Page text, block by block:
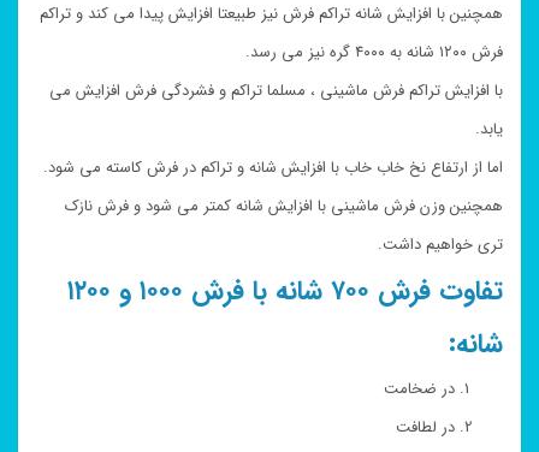
همچنین با افزایش شانه تراکم فرش نیز طبیعتا افزایش پیدا می کند و تراکم
فرش ۱۲۰۰ شانه به ۴۰۰۰ گره نیز می رسد.
با افزایش تراکم فرش ماشینی ، مسلما تراکم و فشردگی فرش افزایش می
یابد.
اما از ارتفاع نخ خاب خاب با افزایش شانه و تراکم در فرش کاسته می شود.
همچنین وزن فرش ماشینی با افزایش شانه کمتر می شود و فرش نازک
تری خواهیم داشت.
تفاوت فرش ۷۰۰ شانه با فرش ۱۰۰۰ و ۱۲۰۰
شانه:
در ضخامت
در لطافت